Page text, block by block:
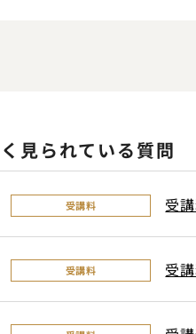
見られている質問
受講料 受
受講料 受